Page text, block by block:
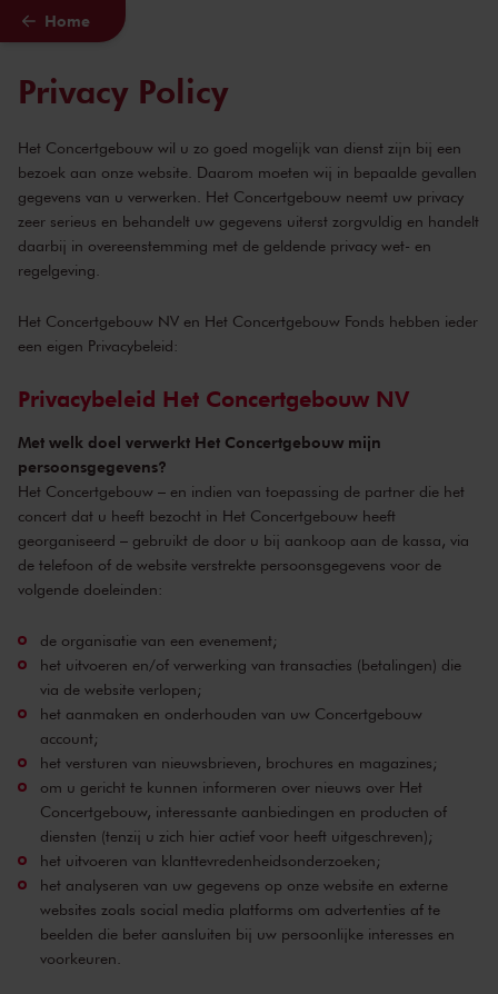
Naar hoofdcontent
Home
Privacy Policy
Het Concertgebouw wil u zo goed mogelijk van dienst zijn bij een
bezoek aan onze website. Daarom moeten wij in bepaalde gevallen
gegevens van u verwerken. Het Concertgebouw neemt uw privacy
zeer serieus en behandelt uw gegevens uiterst zorgvuldig en handelt
daarbij in overeenstemming met de geldende privacy wet- en
regelgeving.
Het Concertgebouw NV en Het Concertgebouw Fonds hebben ieder
een eigen Privacybeleid:
Privacybeleid Het Concertgebouw NV
Met welk doel verwerkt Het Concertgebouw mijn
persoonsgegevens?
Het Concertgebouw – en indien van toepassing de partner die het
concert dat u heeft bezocht in Het Concertgebouw heeft
georganiseerd – gebruikt de door u bij aankoop aan de kassa, via
de telefoon of de website verstrekte persoonsgegevens voor de
volgende doeleinden:
de organisatie van een evenement;
het uitvoeren en/of verwerking van transacties (betalingen) die
via de website verlopen;
het aanmaken en onderhouden van uw Concertgebouw
account;
het versturen van nieuwsbrieven, brochures en magazines;
om u gericht te kunnen informeren over nieuws over Het
Concertgebouw, interessante aanbiedingen en producten of
diensten (tenzij u zich hier actief voor heeft uitgeschreven);
het uitvoeren van klanttevredenheidsonderzoeken;
het analyseren van uw gegevens op onze website en externe
websites zoals social media platforms om advertenties af te
beelden die beter aansluiten bij uw persoonlijke interesses en
voorkeuren.